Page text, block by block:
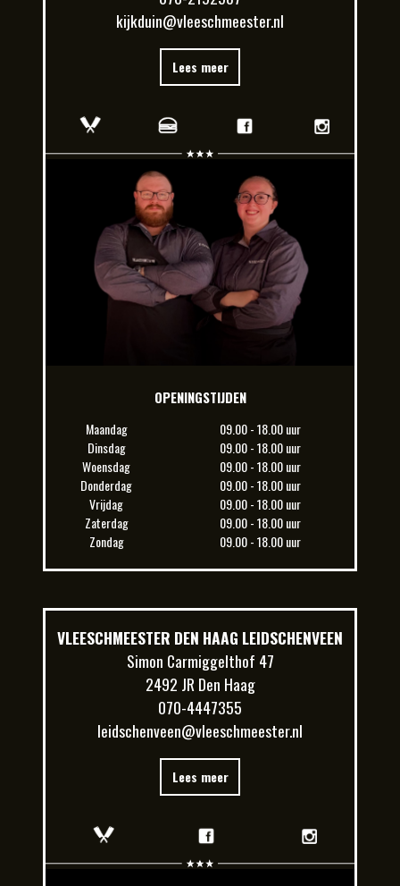
kijkduin@vleeschmeester.nl
Lees meer
OPENINGSTIJDEN
Maandag
09.00 - 18.00 uur
Dinsdag
09.00 - 18.00 uur
Woensdag
09.00 - 18.00 uur
Donderdag
09.00 - 18.00 uur
Vrijdag
09.00 - 18.00 uur
Zaterdag
09.00 - 18.00 uur
Zondag
09.00 - 18.00 uur
VLEESCHMEESTER DEN HAAG LEIDSCHENVEEN
Simon Carmiggelthof 47
2492 JR Den Haag
070-4447355
leidschenveen@vleeschmeester.nl
Lees meer